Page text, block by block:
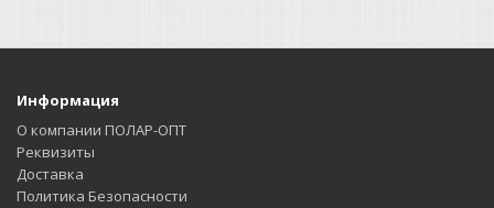
Информация
О компании ПОЛАР-ОПТ
Реквизиты
Доставка
Политика Безопасности